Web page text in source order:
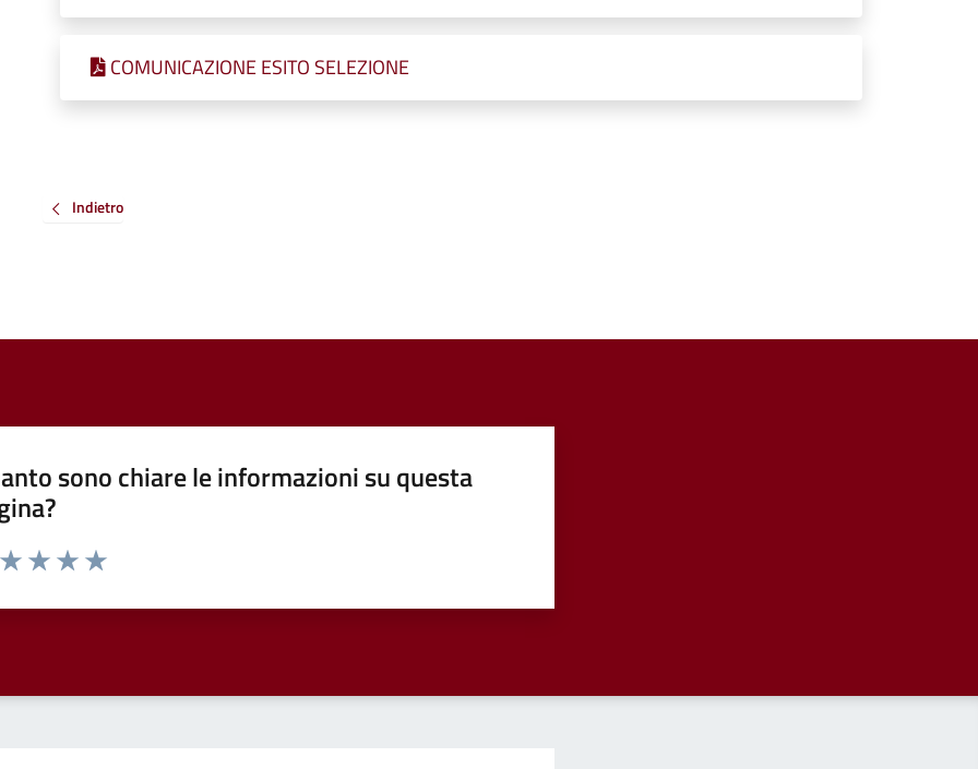
COMUNICAZIONE ESITO SELEZIONE
Indietro
sono chiare le informazioni su questa
da 1 a 5 stelle la pagina